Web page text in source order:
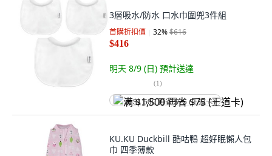
3層吸水/防水 口水巾圍兜3件組
首購折扣價 32%$616
$416
明天 8/9 (日) 預計送達
(1)
满 $1,500 再省 $75 (王道卡)
KU.KU Duckbill 酷咕鴨 超好眠懶人包
巾 四季薄款